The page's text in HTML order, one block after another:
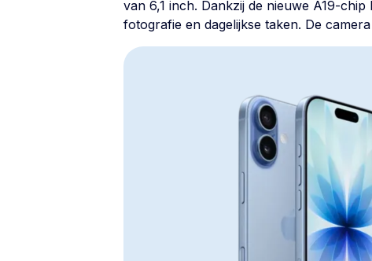
van 6,1 inch. Dankzij de nieuwe A19-
fotografie en dagelijkse taken. De